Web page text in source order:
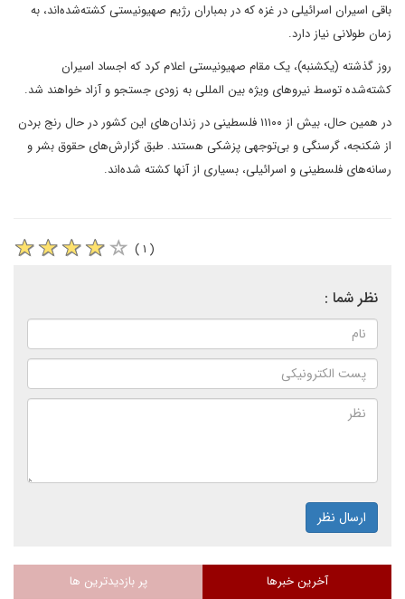
باقی اسیران اسرائیلی در غزه که در بمباران رژیم صهیونیستی کشته‌شده‌اند، به
زمان طولانی نیاز دارد.
روز گذشته (یکشنبه)، یک مقام صهیونیستی اعلام کرد که اجساد اسیران
کشته‌شده توسط نیروهای ویژه بین المللی به زودی جستجو و آزاد خواهند شد.
در همین حال، بیش از ۱۱۱۰۰ فلسطینی در زندان‌های این کشور در حال رنج بردن
از شکنجه، گرسنگی و بی‌توجهی پزشکی هستند. طبق گزارش‌های حقوق بشر و
رسانه‌های فلسطینی و اسرائیلی، بسیاری از آنها کشته شده‌اند.
( ۱ )
نظر شما :
ارسال نظر
آخرین خبرها پر بازدیدترین ها